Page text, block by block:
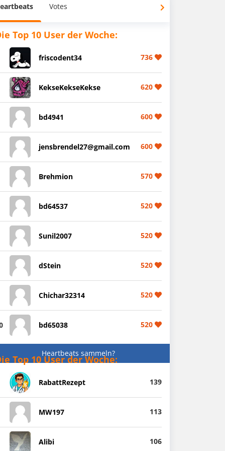
Votes
Top 10 User der Woche:
friscodent34 736
KekseKekseKekse 620
bd4941 600
jensbrendel27@gmail.com 600
Brehmion 570
bd64537 520
Sunil2007 520
dStein 520
Chichar32314 520
bd65038 520
Heartbeats sammeln?
Top 10 User der Woche:
RabattRezept 139
MW197 113
Alibi 106